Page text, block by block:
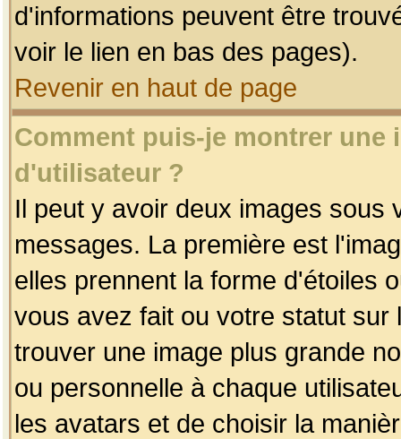
d'informations peuvent être
voir le lien en bas des pages).
Revenir en haut de page
Comment puis-je montrer une
d'utilisateur ?
Il peut y avoir deux images sous
messages. La première est
elles prennent la forme d'étoiles
vous avez fait ou votre statut
trouver une image plus grande
ou personnelle à chaque
les avatars et de choisir la